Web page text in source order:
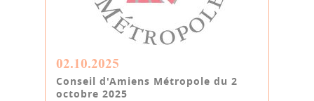
02.10.2025
Conseil d'Amiens Métropole du 2
octobre 2025